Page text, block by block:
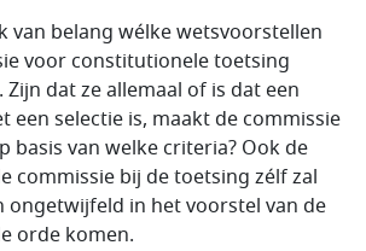
van belang wélke wetsvoorstellen
voor constitutionele toetsing
dat ze allemaal of is dat een
een selectie is, maakt de commissie
basis van welke criteria? Ook de
commissie bij de toetsing zélf zal
ongetwijfeld in het voorstel van de
orde komen.